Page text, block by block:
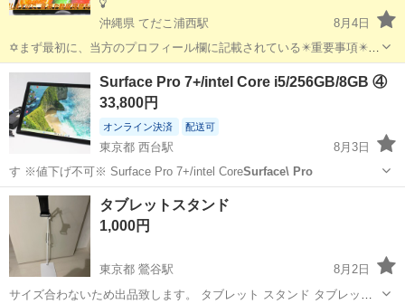
沖縄県 てだこ浦西駅
8月4日
✡️まず最初に、当方のプロフィール欄に記載されている✴️重要事項✴️を
必ずご覧くださいますよう、お願いします。 ✡️当方のパソコンに、興
味を持ってくださり、ありがとうございます。 ✴️ 常に購入者様の目線
に立...
沖縄 沖縄市
インストール
Surface Pro 7+/intel Core i5/256GB/8GB ④
33,800円
オンライン決済 配送可
東京都 西台駅
8月3日
す ※値下げ不可※ Surface Pro 7+/intel CoreSurface\ Pro
東京 板橋区 西台駅 タブレットPC
タブレットスタンド
1,000円
東京都 鶯谷駅
8月2日
サイズ合わないため出品致します。 タブレット スタンド タブレット